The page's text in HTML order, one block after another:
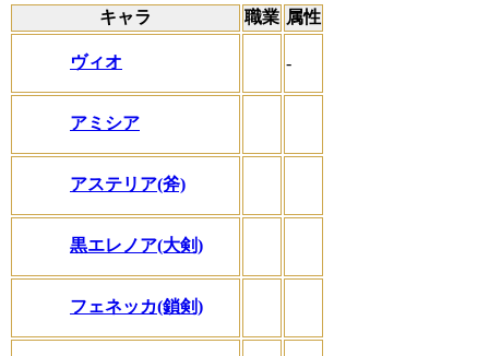
キャラ 職業 属性
ヴィオ -
アミシア
アステリア(斧)
黒エレノア(大剣)
フェネッカ(鎖剣)